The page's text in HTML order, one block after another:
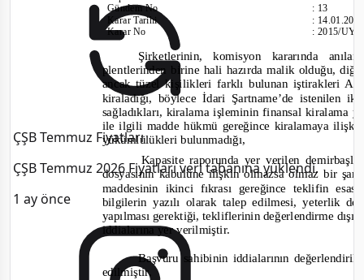
ÇŞB Temmuz Fiyatları
ÇŞB Temmuz 2026 Fiyatları veri tabanına yüklendi.
1 ay önce
Gündem No
Karar Tarihi
Karar No
: 13
:
:2015/
Şirketlerinin, komisyon kararında
plentlerinden birine hali hazırda malik olduğu,
ancak tüzel kişilikleri farklı bulunan iştirakleri
kiraladığı, böylece İdari Şartname’de istenilen
sağladıkları, kiralama işleminin finansal kiralama
ile ilgili madde hükmü gereğince kiralamaya
yükümlülükleri bulunmadığı,
Kapasite raporunda yer verilen
dosyasının kabulüne ilişkin olmazsa olmaz bir
maddesinin ikinci fıkrası gereğince teklifin
bilgilerin yazılı olarak talep edilmesi, yeterlik
yapılması gerektiği, tekliflerinin değerlendirme dışı
iddialarına yer verilmiştir.
Başvuru sahibinin iddialarının
edilmiştir.